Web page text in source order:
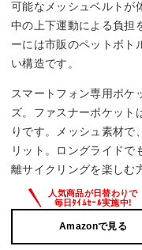
可能なメッシュベルトが
中の上下運動による負担
ーには市販のペットボト
い構造です。
スマートフォン専用ポケ
ズ。ファスナーポケット
りです。メッシュ素材で
リット。ロングライドで
離サイクリングを楽しむ
Amazonで見る